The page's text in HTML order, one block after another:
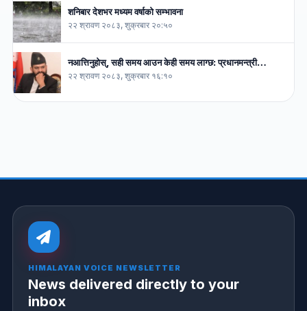
शनिबार देशभर मध्यम वर्षाको सम्भावना
२२ श्रावण २०८३, शुक्रबार २०:५०
नआत्तिनुहोस्, सही समय आउन केही समय लाग्छ: प्रधानमन्त्री…
२२ श्रावण २०८३, शुक्रबार १६:१०
HIMALAYAN VOICE NEWSLETTER
News delivered directly to your
inbox